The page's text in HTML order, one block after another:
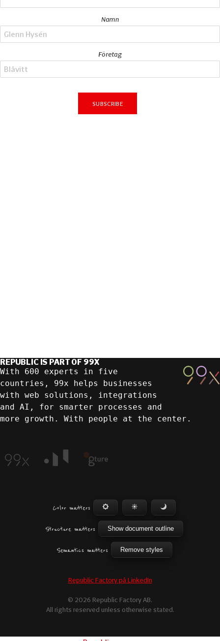
Namn
Företag
Subscribe
REPUBLIC IS PART OF 99X
With 600 experts in five
countries, 99x helps businesses
with web solutions, integrations
and AI, for smarter processes and
more growth. With people at the center.
Color matters
Structure matters Show document outline
Semantics matters Remove styles
Republic Factory på LinkedIn
© 2026 Republic Factory AB.
All rights reserved unless otherwise stated.